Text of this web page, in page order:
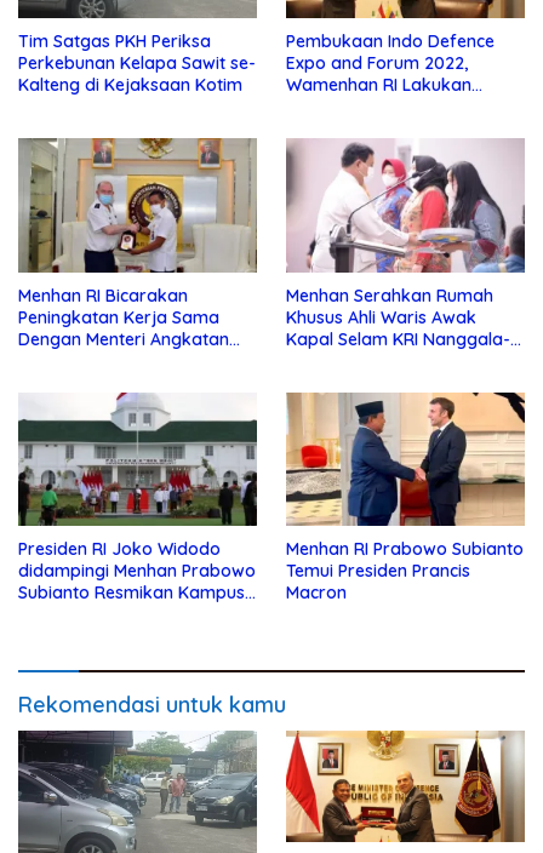
Tim Satgas PKH Periksa
Perkebunan Kelapa Sawit se-
Kalteng di Kejaksaan Kotim
Pembukaan Indo Defence
Expo and Forum 2022,
Wamenhan RI Lakukan
Kolombia
Menhan RI Bicarakan
Peningkatan Kerja Sama
Dengan Menteri Angkatan
Menhan Serahkan Rumah
Khusus Ahli Waris Awak
Kapal Selam KRI Nanggala-
Presiden RI Joko Widodo
didampingi Menhan Prabowo
Subianto Resmikan Kampus
Menhan RI Prabowo Subianto
Temui Presiden Prancis
Macron
Rekomendasi untuk kamu